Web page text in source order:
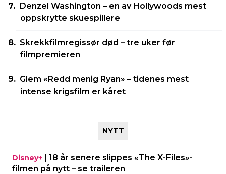
Denzel Washington – en av Hollywoods mest
oppskrytte skuespillere
Skrekkfilmregissør død – tre uker før
filmpremieren
Glem «Redd menig Ryan» – tidenes mest
intense krigsfilm er kåret
NYTT
Disney+
18 år senere slippes «The X-Files»-
filmen på nytt – se traileren